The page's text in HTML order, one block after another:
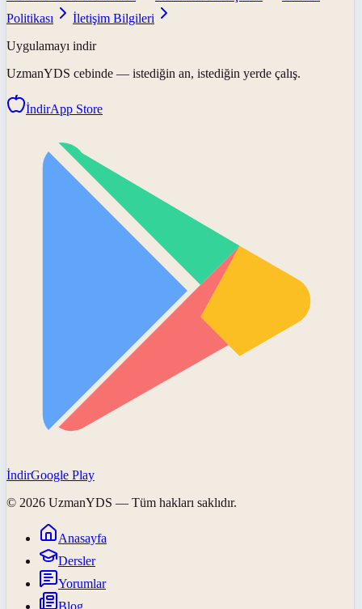
Politikası
İletişim Bilgileri
Uygulamayı indir
UzmanYDS cebinde — istediğin an, istediğin yerde çalış.
İndirApp Store
İndirGoogle Play
© 2026 UzmanYDS — Tüm hakları saklıdır.
Anasayfa
Dersler
Yorumlar
Blog